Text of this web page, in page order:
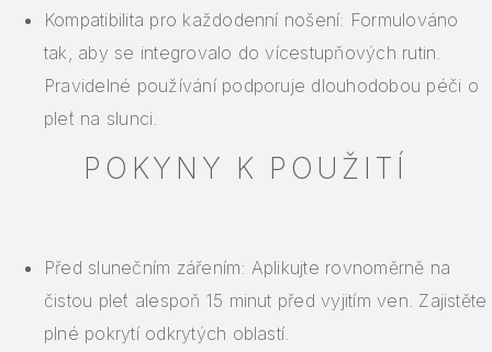
Kompatibilita pro každodenní nošení: Formulováno
tak, aby se integrovalo do vícestupňových rutin.
Pravidelné používání podporuje dlouhodobou péči o
pleť na slunci.
POKYNY K POUŽITÍ
Před slunečním zářením: Aplikujte rovnoměrně na
čistou pleť alespoň 15 minut před vyjitím ven. Zajistěte
plné pokrytí odkrytých oblastí.